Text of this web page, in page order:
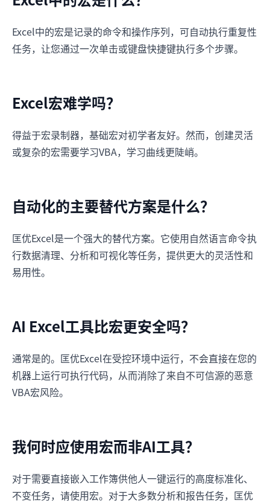
Excel中的宏是记录的命令和操作序列，可自动执行重复性
任务，让您通过一次单击或键盘快捷键执行多个步骤。
Excel宏难学吗？
得益于宏录制器，基础宏对初学者友好。然而，创建灵活
或复杂的宏需要学习VBA，学习曲线更陡峭。
自动化的主要替代方案是什么？
匡优Excel是一个强大的替代方案。它使用自然语言命令执
行数据清理、分析和可视化等任务，提供更大的灵活性和
易用性。
AI Excel工具比宏更安全吗？
通常是的。匡优Excel在受控环境中运行，不会直接在您的
机器上运行可执行代码，从而消除了来自不可信源的恶意
VBA宏风险。
我何时应使用宏而非AI工具？
对于需要直接嵌入工作簿供他人一键运行的高度标准化、
不变任务，请使用宏。对于大多数分析和报告任务，匡优